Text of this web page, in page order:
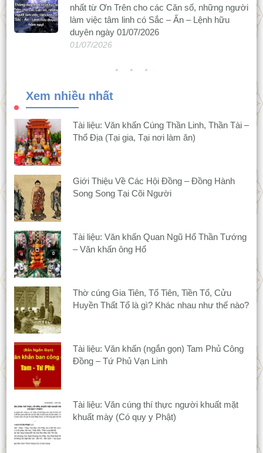
nhất từ Ơn Trên cho các Căn số, những người
làm việc tâm linh có Sắc – Ấn – Lệnh hữu
duyên ngày 01/07/2026
01/07/2026
Xem nhiều nhất
Tài liệu: Văn khấn Cúng Thần Linh, Thần Tài –
Thổ Địa (Tại gia, Tại nơi làm ăn)
Giới Thiệu Về Các Hội Đồng – Đồng Hành
Song Song Tại Cõi Người
Tài liệu: Văn khấn Quan Ngũ Hổ Thần Tướng
– Văn khấn ông Hổ
Thờ cúng Gia Tiên, Tổ Tiên, Tiền Tổ, Cửu
Huyền Thất Tổ là gì? Khác nhau như thế nào?
Tài liệu: Văn khấn (ngắn gọn) Tam Phủ Công
Đồng – Tứ Phủ Vạn Linh
Tài liệu: Văn cúng thí thực người khuất mặt
khuất mày (Có quy y Phật)